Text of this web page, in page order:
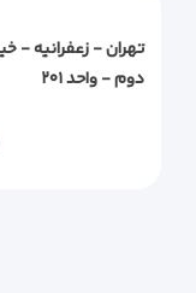
دوم - واحد ۲۰۱